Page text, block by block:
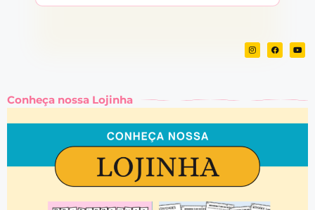
Conheça nossa Lojinha